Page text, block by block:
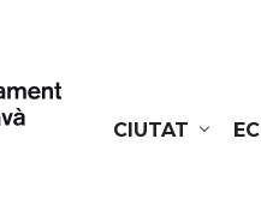
CIUTAT